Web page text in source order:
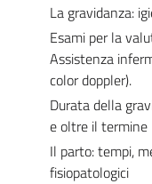
La gravidanza:
Esami per la
Assistenza
color doppler).
Durata della
e oltre il termine
Il parto: tempi,
fisiopatologici